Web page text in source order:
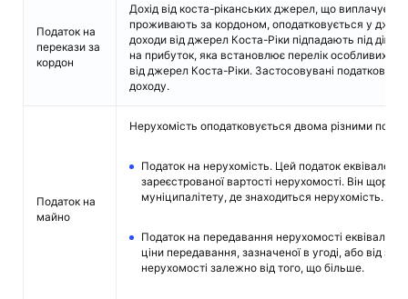
Податок на
перекази за
кордон
Дохід від коста-ріканських джерел, що
проживають за кордоном, оподатковується у
доходи від джерел Коста-Ріки підпадають під дію
на прибуток, яка встановлює перелік особливих
від джерел Коста-Ріки. Застосовувані податкові
доходу.
Податок на
майно
Нерухомість оподатковується двома різними
Податок на нерухомість. Цей податок
зареєстрованої вартості нерухомості. Він
муніципалітету, де знаходиться нерухомість.
Податок на передавання нерухомості
ціни передавання, зазначеної в угоді, або від
нерухомості залежно від того, що більше.